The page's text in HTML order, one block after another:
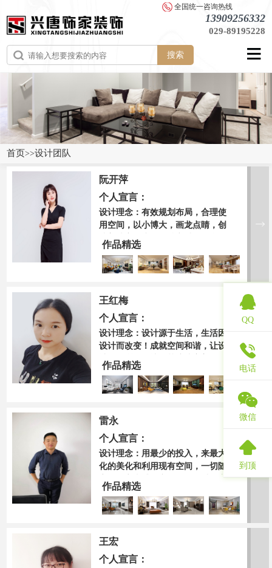
全国统一咨询热线
13909256332
029-89195228
搜索
首页>>设计团队
阮开萍
个人宣言：
设计理念：有效规划布局，合理使
用空间，以小博大，画龙点睛，创
造美味家居生活！持之以恒的学习
是设计的来源，责任感是设计的原
则，而灵感是设计的升华。家是一
个很温暖很美好的词。很多人问过
在的我看来，家在心中；设计不仅
要在“情理之中”，还要“出其不
意”！
作品精选
王红梅
个人宣言：
设计理念：设计源于生活，生活因
设计而改变！成就空间和谐，让设
计物有所值，让细节缔造完美！一
尘不染、素净澄明。用平静的心灵
看世界，利用淡淡的家具布局把原
有的空间净化，把气质和品位含蓄
作品精选
雷永
个人宣言：
设计理念：用最少的投入，来最大
化的美化和利用现有空间，一切随
心，有心去感悟空间。人可以改变
环境，环境可以影响人， 而设计
则可以改变人和环境。持之以恒的
学习是设计的来源，责任感是设计
术是生活的升华,设计是艺术的呈
现。 合理划分空间，让设计融入
作品精选
王宏
个人宣言：
QQ
电话
微信
到顶